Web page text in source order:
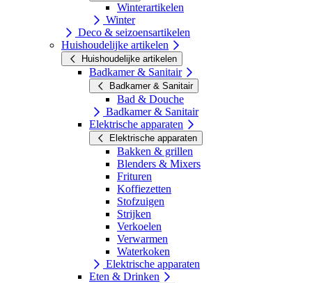
Winterartikelen
Winter
Deco & seizoensartikelen
Huishoudelijke artikelen
Huishoudelijke artikelen
Badkamer & Sanitair
Badkamer & Sanitair
Bad & Douche
Badkamer & Sanitair
Elektrische apparaten
Elektrische apparaten
Bakken & grillen
Blenders & Mixers
Frituren
Koffiezetten
Stofzuigen
Strijken
Verkoelen
Verwarmen
Waterkoken
Elektrische apparaten
Eten & Drinken